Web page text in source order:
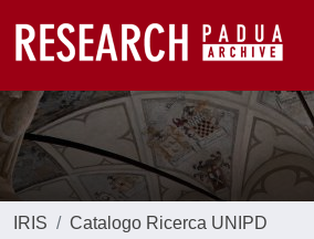
IRIS
Catalogo Ricerca UNIPD